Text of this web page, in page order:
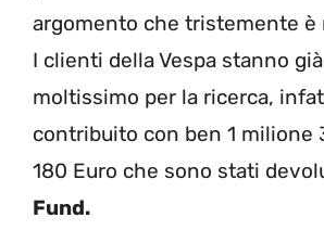
argomento che tristemente è
I clienti della Vespa stanno
moltissimo per la ricerca,
contribuito con ben 1 milione
180 Euro che sono stati
Fund.